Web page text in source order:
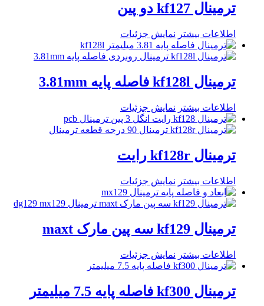
ترمینال kf127 دو پین
اطلاعات بیشتر نمایش جزئیات
ترمینال kf128l فاصله پایه 3.81mm
اطلاعات بیشتر نمایش جزئیات
ترمینال kf128r رایت
اطلاعات بیشتر نمایش جزئیات
ترمینال kf129 سه پین مارک maxt
اطلاعات بیشتر نمایش جزئیات
ترمینال kf300 فاصله پایه 7.5 میلیمتر